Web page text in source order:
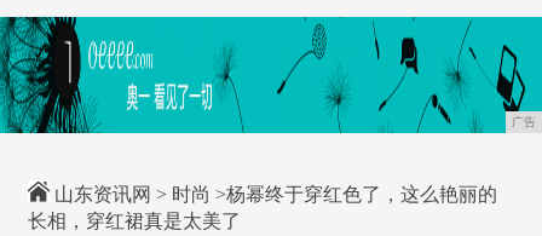
广告
山东资讯网 > 时尚 >杨幂终于穿红色了，这么艳丽的
长相，穿红裙真是太美了